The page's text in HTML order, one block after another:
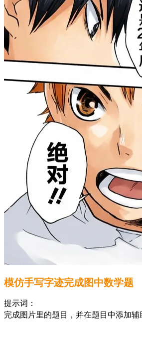
模仿手写字迹完成图中数学题
提示词：
完成图片里的题目，并在题目中添加辅